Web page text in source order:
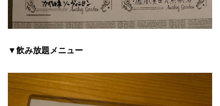
▼飲み放題メニュー